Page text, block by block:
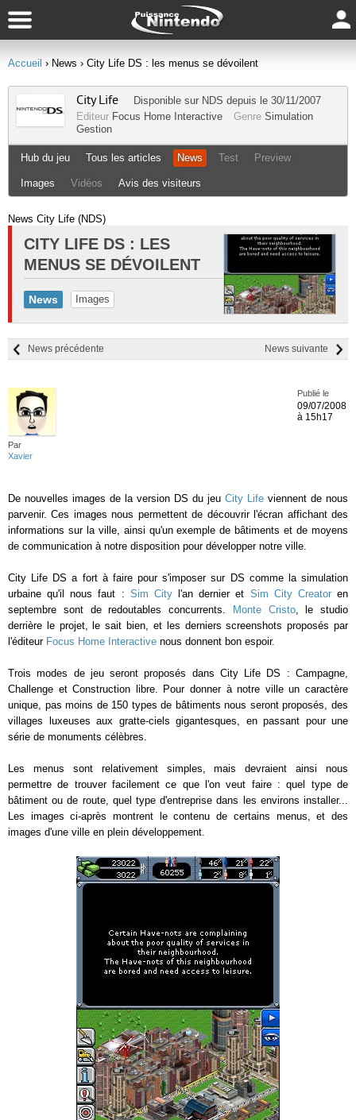
Accueil › News › City Life DS : les menus se dévoilent
City Life Disponible sur NDS depuis le 30/11/2007
Editeur Focus Home Interactive Genre Simulation
Gestion
Hub du jeu Tous les articles News Test Preview
Images Vidéos Avis des visiteurs
News City Life (NDS)
CITY LIFE DS : LES
MENUS SE DÉVOILENT
News Images
News suivante
News précédente
Par
Xavier
Publié le
09/07/2008
à 15h17
De nouvelles images de la version DS du jeu City Life viennent de nous
parvenir. Ces images nous permettent de découvrir l'écran affichant des
informations sur la ville, ainsi qu'un exemple de bâtiments et de moyens
de communication à notre disposition pour développer notre ville.
City Life DS a fort à faire pour s'imposer sur DS comme la simulation
urbaine qu'il nous faut : Sim Cityl'an dernier et Sim City Creatoren
septembre sont de redoutables concurrents.
Monte Cristo, le studio
derrière le projet, le sait bien, et les derniers screenshots proposés par
l'éditeur Focus Home Interactive nous donnent bon espoir.
Trois modes de jeu seront proposés dans City Life DS : Campagne,
Challenge et Construction libre. Pour donner à notre ville un caractère
unique, pas moins de 150 types de bâtiments nous seront proposés, des
villages luxeuses aux gratte-ciels gigantesques, en passant pour une
série de monuments célèbres.
Les menus sont relativement simples, mais devraient ainsi nous
permettre de trouver facilement ce que l'on veut faire : quel type de
bâtiment ou de route, quel type d'entreprise dans les environs installer...
Les images ci-après montrent le contenu de certains menus, et des
images d'une ville en plein développement.